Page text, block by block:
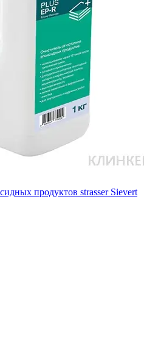
продуктов strasser Sievert